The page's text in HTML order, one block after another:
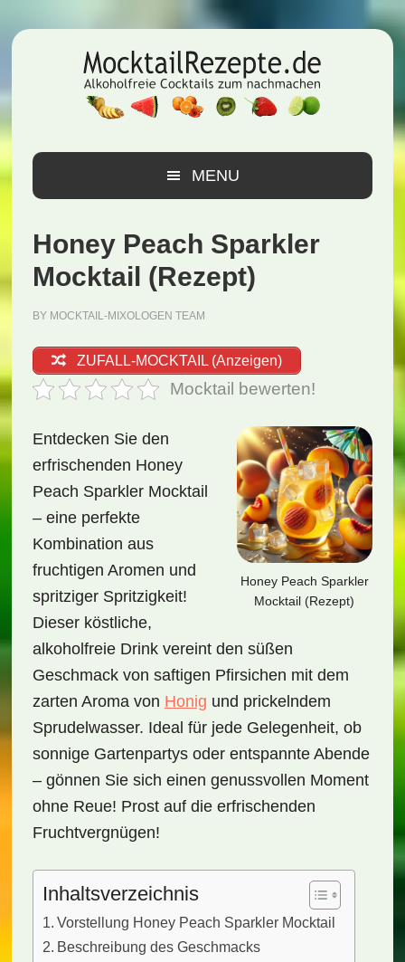
Hauptnavigation
Inhalt
Seitenspalte
MENU
Honey Peach Sparkler
Mocktail (Rezept)
BY MOCKTAIL-MIXOLOGEN TEAM
ZUFALL-MOCKTAIL (Anzeigen)
Mocktail bewerten!
Honey Peach Sparkler
Mocktail (Rezept)
Entdecken Sie den
erfrischenden Honey
Peach Sparkler Mocktail
– eine perfekte
Kombination aus
fruchtigen Aromen und
spritziger Spritzigkeit!
Dieser köstliche,
alkoholfreie Drink vereint den süßen
Geschmack von saftigen Pfirsichen mit dem
zarten Aroma von Honig und prickelndem
Sprudelwasser. Ideal für jede Gelegenheit, ob
sonnige Gartenpartys oder entspannte Abende
– gönnen Sie sich einen genussvollen Moment
ohne Reue! Prost auf die erfrischenden
Fruchtvergnügen!
Inhaltsverzeichnis
Vorstellung Honey Peach Sparkler Mocktail
Beschreibung des Geschmacks